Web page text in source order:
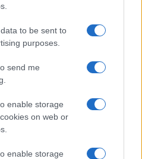
to be sent to
purposes.
send me
enable storage
on web or
enable storage
eleganti per